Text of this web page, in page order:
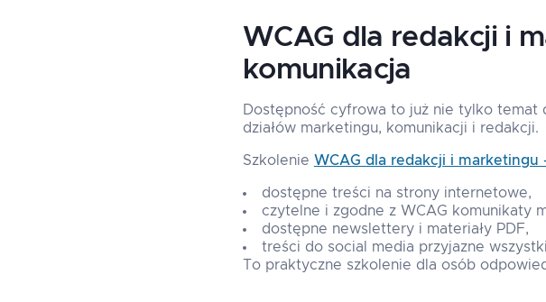
WCAG dla redakcji i
komunikacja
Dostępność cyfrowa to już nie tylko temat
działów marketingu, komunikacji i redakcji.
Szkolenie WCAG dla redakcji i
dostępne treści na strony internetowe,
czytelne i zgodne z WCAG komunikaty
dostępne newslettery i materiały PDF,
treści do social media przyjazne
To praktyczne szkolenie dla osób